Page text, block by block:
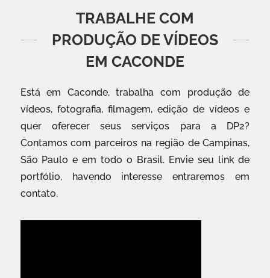
TRABALHE COM
PRODUÇÃO DE VÍDEOS
EM CACONDE
Está em Caconde, trabalha com produção de
vídeos, fotografia, filmagem, edição de vídeos e
quer oferecer seus serviços para a DP2?
Contamos com parceiros na região de Campinas,
São Paulo e em todo o Brasil. Envie seu link de
portfólio, havendo interesse entraremos em
contato.